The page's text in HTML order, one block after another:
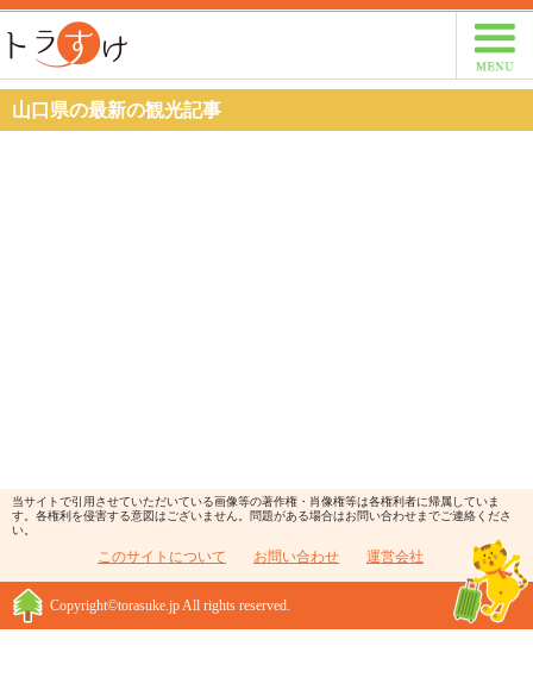
山口県の最新の観光記事
当サイトで引用させていただいている画像等の著作権・肖像権等は各権利者に帰属していま
す。各権利を侵害する意図はございません。問題がある場合はお問い合わせまでご連絡くださ
い。
このサイトについて お問い合わせ 運営会社
Copyright©torasuke.jp All rights reserved.